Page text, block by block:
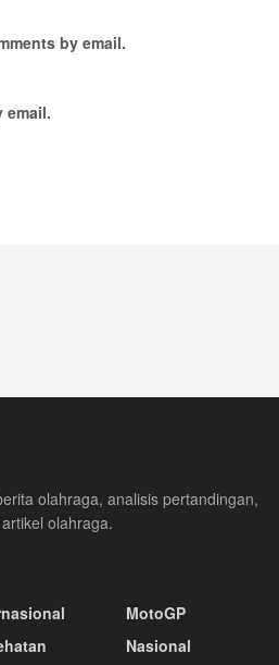
by email.
email.
olahraga, analisis pertandingan,
olahraga.
MotoGP
Nasional